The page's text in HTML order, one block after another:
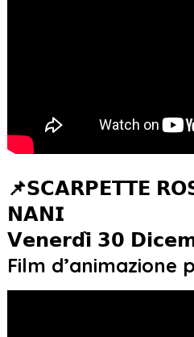
📌𝗦𝗖𝗔𝗥𝗣𝗘𝗧𝗧𝗘
𝗡𝗔𝗡𝗜
𝗩𝗲𝗻𝗲𝗿𝗱𝗶̀ 𝟯𝟬
Film d’animazione